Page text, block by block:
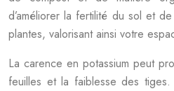
d’améliorer la fertilité du sol et
plantes, valorisant ainsi votre
La carence en potassium peut
feuilles et la faiblesse des